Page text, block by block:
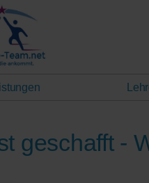
geschafft -